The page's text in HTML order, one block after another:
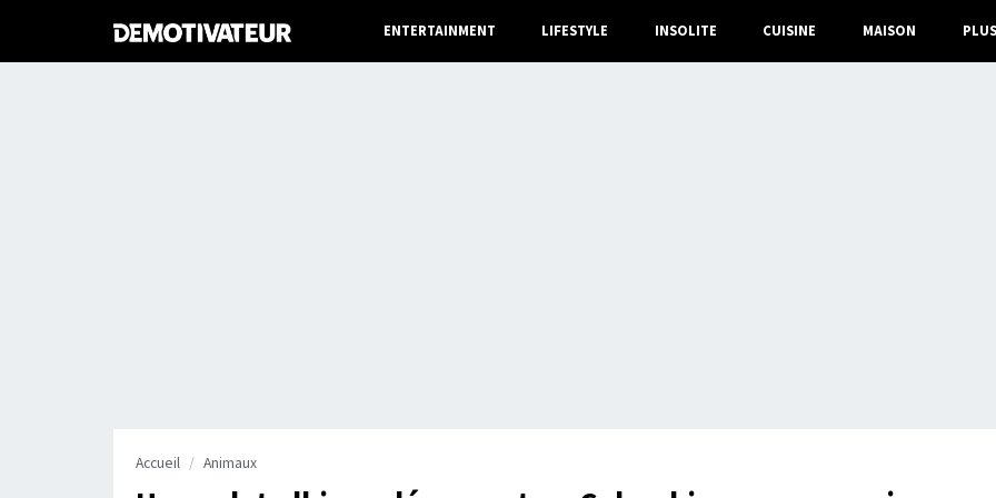
ENTERTAINMENT LIFESTYLE INSOLITE CUISINE MAISON PLUS
Accueil Animaux